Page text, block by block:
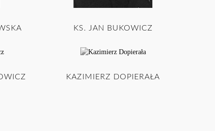
KS. JAN BUKOWICZ
KAZIMIERZ DOPIERAŁA